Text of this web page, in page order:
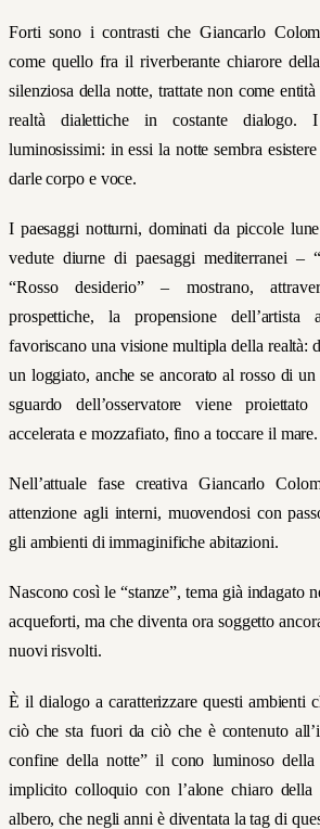
Forti sono i contrasti che Giancarlo
come quello fra il riverberante chiarore
silenziosa della notte, trattate non come
realtà dialettiche in costante dialogo.
luminosissimi: in essi la notte sembra
darle corpo e voce.
I paesaggi notturni, dominati da piccole
vedute diurne di paesaggi mediterranei –
“Rosso desiderio” – mostrano,
prospettiche, la propensione
favoriscano una visione multipla della realtà:
un loggiato, anche se ancorato al rosso di
sguardo dell’osservatore viene
accelerata e mozzafiato, fino a toccare il mare.
Nell’attuale fase creativa Giancarlo
attenzione agli interni, muovendosi con
gli ambienti di immaginifiche abitazioni.
Nascono così le “stanze”, tema già indagato
acqueforti, ma che diventa ora soggetto
nuovi risvolti.
È il dialogo a caratterizzare questi ambienti
ciò che sta fuori da ciò che è contenuto
confine della notte” il cono luminoso della
implicito colloquio con l’alone chiaro
albero, che negli anni è diventata la tag di